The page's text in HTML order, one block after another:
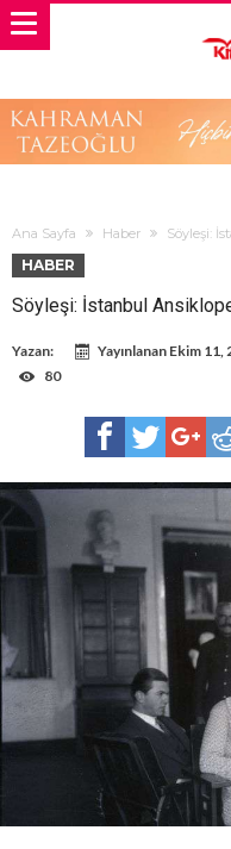
Ana Sayfa Haber Söyleşi:
HABER
Söyleşi: İstanbul
Yazan: Yayınlanan Ekim 11,
80